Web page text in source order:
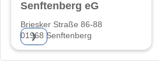
Senftenberg eG
Briesker Straße 86-88
01968 Senftenberg
❯